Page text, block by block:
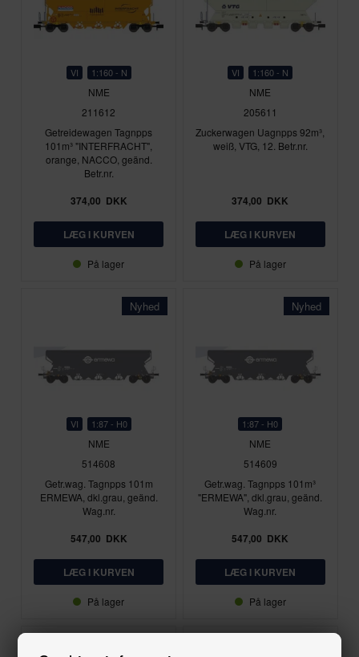
VI 1:160 - N
NME
211612
Getreidewagen Tagnpps
101m³ "INTERFRACHT",
orange, NACCO, geänd.
Betr.nr.
374,00 DKK
På lager
VI 1:160 - N
NME
205611
Zuckerwagen Uagnpps 92m³,
weiß, VTG, 12. Betr.nr.
374,00 DKK
På lager
Nyhed
VI 1:87 - H0
NME
514608
Getr.wag. Tagnpps 101m
ERMEWA, dkl.grau, geänd.
Wag.nr.
547,00 DKK
På lager
Nyhed
1:87 - H0
NME
514609
Getr.wag. Tagnpps 101m³
"ERMEWA", dkl.grau, geänd.
Wag.nr.
547,00 DKK
På lager